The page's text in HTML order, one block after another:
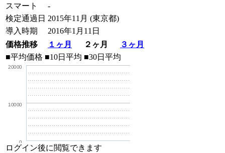
スマート
-
検定通過日 2015年11月 (東京都)
導入時期
2016年1月11日
価格推移
１ヶ月 ２ヶ月
３ヶ月
■平均価格 ■10日平均 ■30日平均
0
10000
20000
ログイン後に閲覧できます